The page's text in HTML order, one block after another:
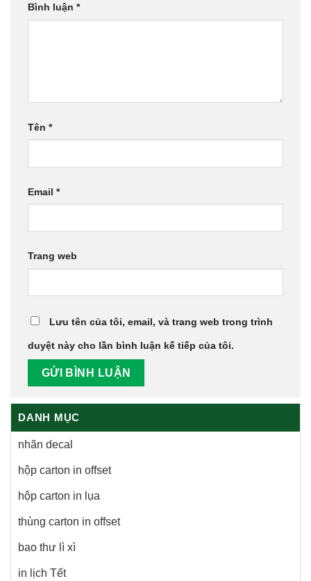
Bình luận *
Tên *
Email *
Trang web
Lưu tên của tôi, email, và trang web trong trình
duyệt này cho lần bình luận kế tiếp của tôi.
DANH MỤC
nhãn decal
hộp carton in offset
hộp carton in lụa
thùng carton in offset
bao thư lì xì
in lịch Tết